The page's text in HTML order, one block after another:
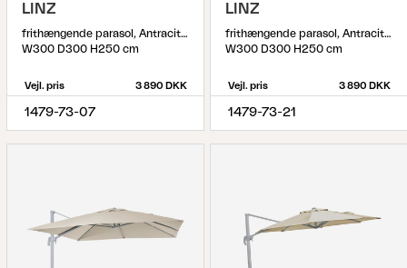
LINZ
frithængende parasol, Antracit/Grå
W300 D300 H250 cm
Vejl. pris 3 890 DKK
1479-73-07
LINZ
frithængende parasol, Antracit/khaki
W300 D300 H250 cm
Vejl. pris 3 890 DKK
1479-73-21